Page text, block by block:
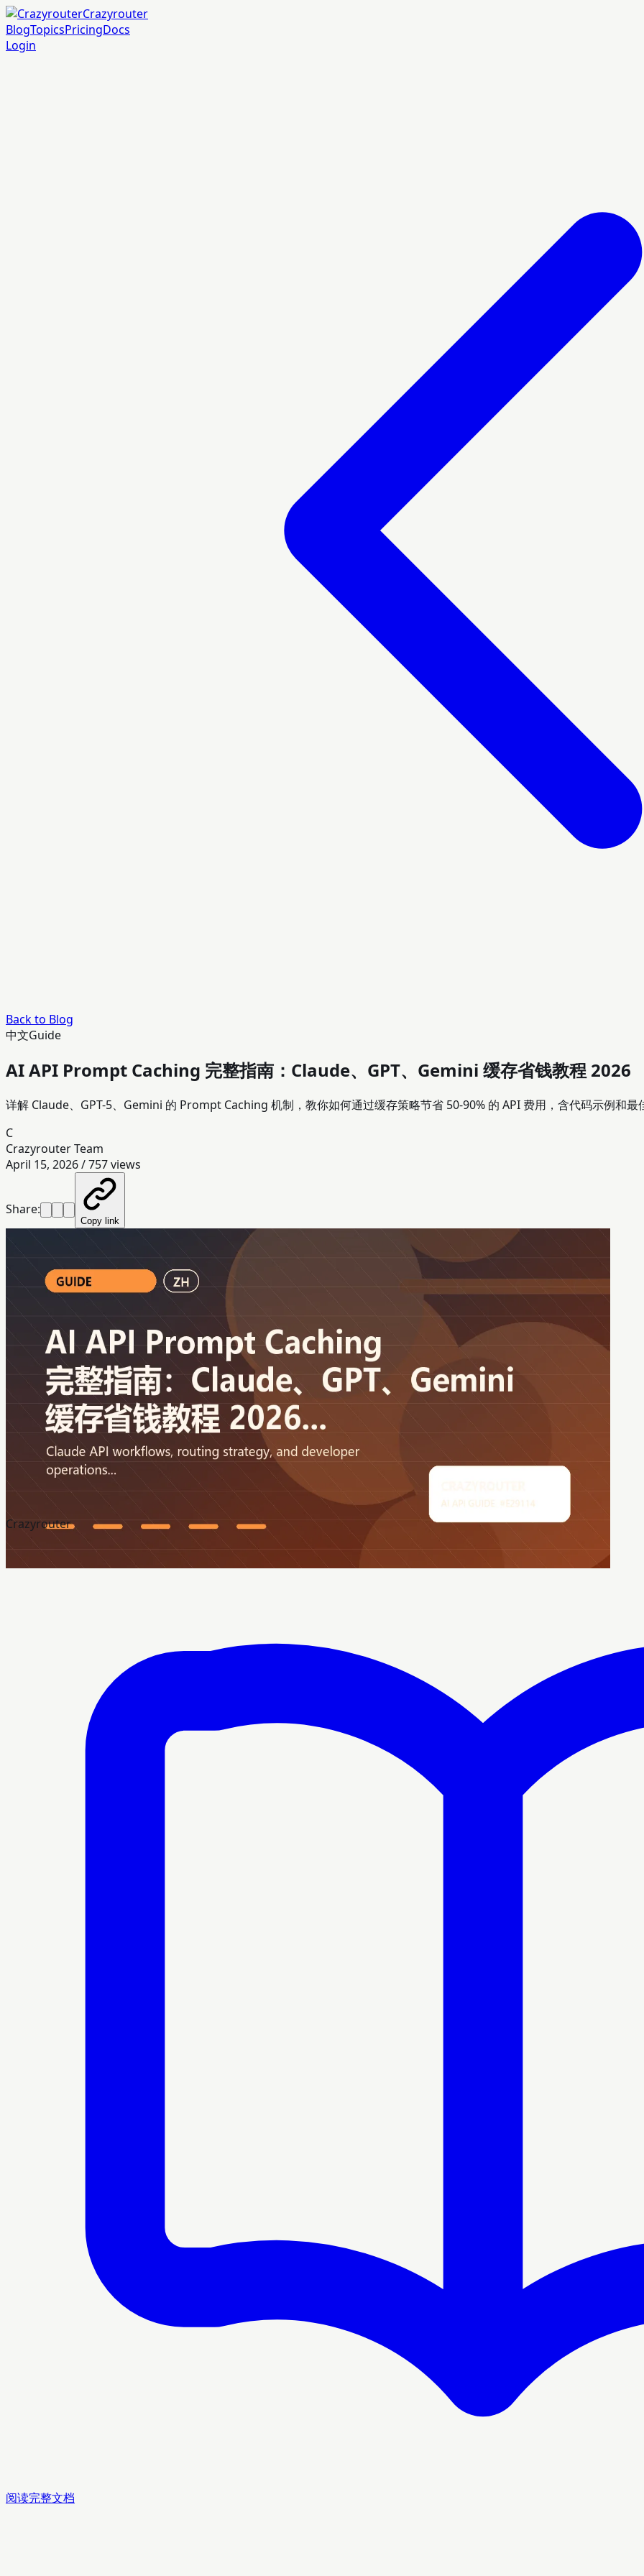
Crazyrouter
BlogTopicsPricingDocs
Login
Back to Blog
中文Guide
AI API Prompt Caching 完整指南：Claude、GPT、Gemini 缓存省钱教程 2026
详解 Claude、GPT-5、Gemini 的 Prompt Caching 机制，教你如何通过缓存策略节省 50-90% 的 API 费用，含代码示例和最
C
Crazyrouter Team
April 15, 2026/757views
Share:
Copy link
Crazyrouter
阅读完整文档